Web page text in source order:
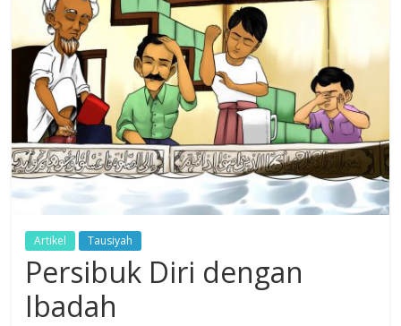
Dzikir,
Fikir,
Ikhtiar
Artikel Tausiyah
Persibuk Diri dengan
Ibadah